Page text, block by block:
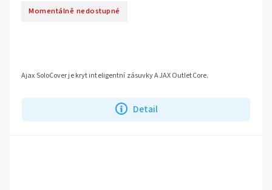
Momentálně nedostupné
Detail
Ajax SoloCover je kryt inteligentní zásuvky AJAX OutletCore.